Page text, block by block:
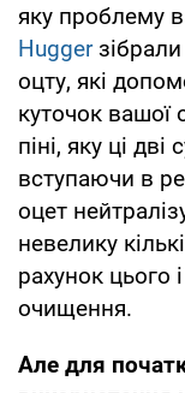
яку проблему
Huggerзібрали
оцту, які
куточок вашої
піні, яку ці
вступаючи в
оцет
невелику
рахунок цього
очищення.
Але для